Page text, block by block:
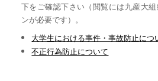
下をご確認下さい（閲覧には九産大
ンが必要です）。
大学生における事件・事故防止につ
不正行為防止について